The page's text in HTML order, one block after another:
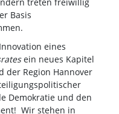
Basis
eines
ein neues Kapitel
der Region Hannover
Demokratie und den
Wir stehen in